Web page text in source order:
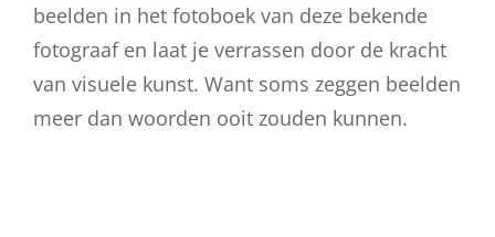
beelden in het fotoboek van deze bekende
fotograaf en laat je verrassen door de kracht
van visuele kunst. Want soms zeggen beelden
meer dan woorden ooit zouden kunnen.